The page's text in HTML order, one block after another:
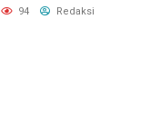
Usai Listrik Menyala
94 Redaksi